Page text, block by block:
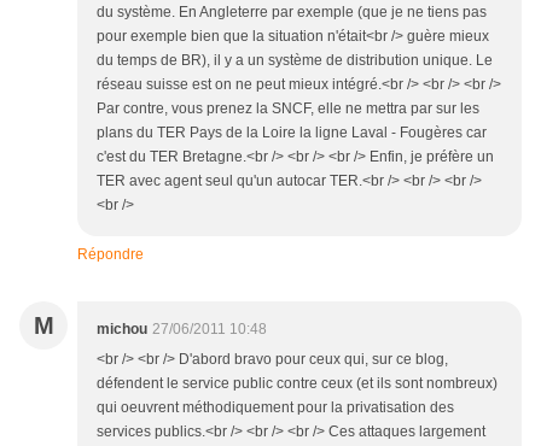
du système. En Angleterre par exemple (que je ne tiens pas
pour exemple bien que la situation n'était<br /> guère mieux
du temps de BR), il y a un système de distribution unique. Le
réseau suisse est on ne peut mieux intégré.<br /> <br /> <br />
Par contre, vous prenez la SNCF, elle ne mettra par sur les
plans du TER Pays de la Loire la ligne Laval - Fougères car
c'est du TER Bretagne.<br /> <br /> <br /> Enfin, je préfère un
TER avec agent seul qu'un autocar TER.<br /> <br /> <br />
<br />
Répondre
M michou 27/06/2011 10:48
<br /> <br /> D'abord bravo pour ceux qui, sur ce blog,
défendent le service public contre ceux (et ils sont nombreux)
qui oeuvrent méthodiquement pour la privatisation des
services publics.<br /> <br /> <br /> Ces attaques largement